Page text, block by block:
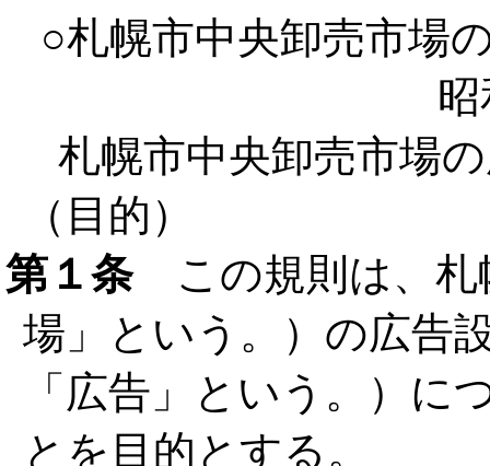
○札幌市中央卸売市場
札幌市中央卸売市場
（目的）
第１条この規則は、札
場」という。）の広告
「広告」という。）に
とを目的とする。